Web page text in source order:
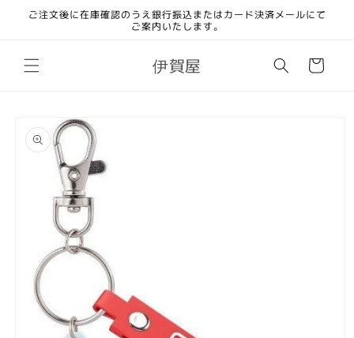
ンツに
ご注文後に在庫確認のうえ銀行振込またはカード決済メールにて
ご案内いたします。
伊賀屋
ー
報にス
キップ